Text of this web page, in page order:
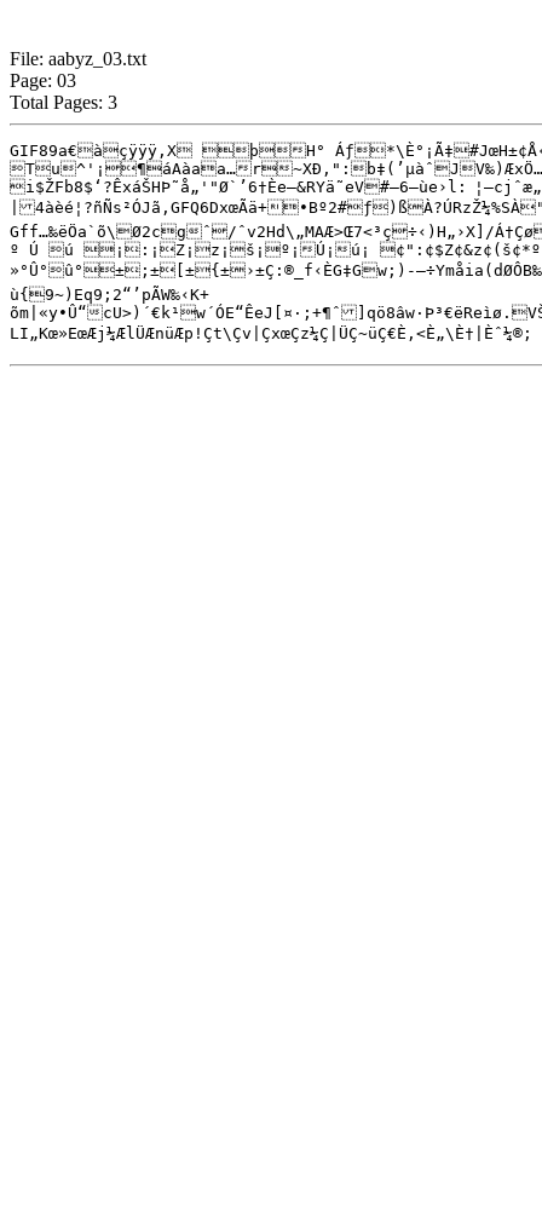
File: aabyz_03.txt
Page: 03
Total Pages: 3
GIF89a€àçÿÿÿ,X þH°
Tu^'¡¶áAàaa…r
i$ŽFb8$‘?ÊxáŠHÞ˜å„'"Ø`’6†Èe—&RYä˜eV#–6–ùe›l:	¦–cjˆæ„0¶©f‡$æ9å†pb(IxFyg–Kî¨çž^™Ð†SJfœ„n	)’_Òˆ'ŒŠ2`žD*(ƒPÒé'“hEz&•[.©§þ°Æ*ë¬´Öjë­¸æªë®¼öêë¯À+ì°Äkì±È&«¬O¾‰¥œIþdŽªu¤’¨>ší²í½è¦¡‹¶*iš\®Èæ·á¢Ë-|Þ2(©†«º:bš^†kîwëÒ§£‰ *Ê$¹h¾énª›*9j¾éµÛ%Ž?Zg¥ôòËê¼tÎ).Âæ)|oÅRrLfÀQnLè¹,zŒqÆ£Ë°¶O‚«§×FKrÉ¤vzòÍ8ç¬óÎ<¯YnË@¿êÕÍz	sÍ6³T4¹ ö,–¦˜-Y–ÆåÆËÓÑ‡:­â¥Mœ–Ô…ºëµNXkíÖ½'í¡¥M§‹“Õf¯Uo¨ _ütÄ7VûþÌ3ÇÖÆqBÚvUP«üóÞ†»í÷t`§ÛðN™Ž½øä”Wnùå˜_½-z×ê¶3Ú½Ôà™Sv½€[õ7á¥ß-èÜ"ÓíÐ¬·NûëüZMuVp?¥¶íJæËªß~ðCo.±µMb‹•ˆ¿=ò¾6=õØg¯ýöÅjÊ½T‘Ë^-ÃçJ:Qª’Ž~Ö¹©¿žî…zO¼ÃHÅ•ü»¹2¸Â›éÿü³;Jßîw½ï­¯nRëû×“f‘
|4àè
Gff…‰ëÖa`õ\Ø2cgˆ/ˆv2Hd\„MAÆ>Œ7<³ç÷‹)H„›X]/
º Ú ú ¡:¡Z¡z¡š¡º¡Ú¡ú¡ ¢":¢$Z¢&z¢(š¢*º¢,Ú¢.ú¢0£2:£4Z£6z£8š£:º£<Ú£>ú£@¤B:¤DZ¤Fz¤Hš¤Jº¤LÚ¤Nú¤P¥R:¥TZ¥Vz¥Xš¥Zº¥\Ú¥^ú¥`¦b:¦dZ¦fz¦hš¦jº¦lÚ¦nú¦p§r:§tZ§vz§xš§zº§|Ú§~ú§€¨‚:¨þ„Z¨†z¨ˆš¨Šº¨ŒÚ¨Žú¨©’:©”Z©–z©˜š©šº©œÚ©žú© ª¢:ª¤Zª¦zª¨šªªºª¬Úª®úª°«²:«´Z«¶z«¸š«ºº«¼Ú«¾ú«À¬Â:¬ÄZ¬Æz¬Èš¬Êº¬ÌÚ¬Îú¬Ð­Ò:­ÔZ­Öz­Øš­Úº­ÜÚ­Þú­àªê®äZ®"ºaži®êº®ìÚ®îú®ð¯ò:¯ôZ¯öz¯øš¯úº¯üÚ¯2å¯°;°[°{°›°
»°Û°û°±;±[±{±›±Ç:®_f‹ÈG‡Gw;)-–÷Ymåia(dØÔB‰Uþ²l&².£cÇN(ë‡—dÉ,ì¥†µx‘‚˜P·¶„DXFsv.Ùø%/EØRß×d0é±£H†ð¥wi§,s3‡âã•óEãR@H{1ÕW{B	:\\î§^Z6m¤ÈaEx%9Rµf¨´½²{È²ÓÖˆ‡cwj	f›´M«h/‡Œ
ù{9~)Eq9;2“’pÃW‰‹K+
õm|«y•Û“cU>)´€k¹w´ÓE“ÊeJ[¤·;+¶ˆ]qö8âw·Þ³€ëReìø.VŠóÅhS&V…Ø‘Ôh.c‹×zï*€ƒ†ƒýD•ÙÓ4à÷»1I¼¤5‘™ˆžû}—
LI„Kœ»EœÆj¼ÆlÜÆnüÆp!Çt\Çv|ÇxœÇz¼Ç|ÜÇ~üÇ€È‚<È„\È†|Èˆ¼®;